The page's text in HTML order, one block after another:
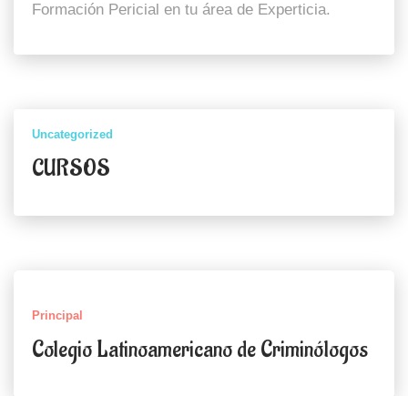
Formación Pericial en tu área de Experticia.
Uncategorized
CURSOS
Principal
Colegio Latinoamericano de Criminólogos